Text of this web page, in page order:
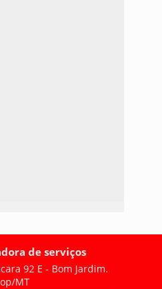
de serviços
92 E - Bom Jardim.
MT